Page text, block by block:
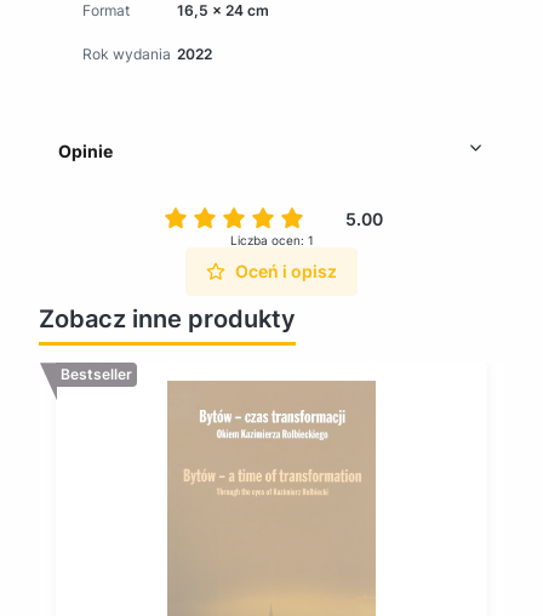
Format 16,5 x 24 cm
Rok wydania 2022
Opinie
5.00
Liczba ocen: 1
Oceń i opisz
Zobacz inne produkty
Bestseller